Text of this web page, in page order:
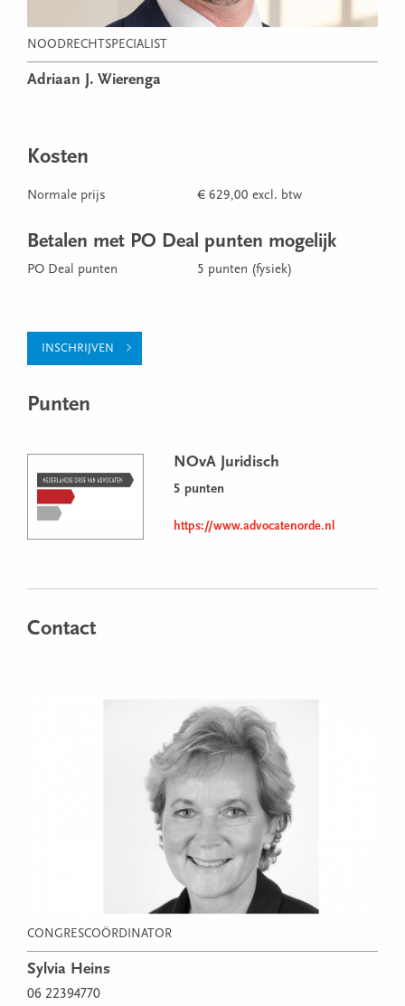
NOODRECHTSPECIALIST
Adriaan J. Wierenga
Kosten
Normale prijs € 629,00 excl. btw
Betalen met PO Deal punten mogelijk
PO Deal punten 5 punten (fysiek)
INSCHRIJVEN
Punten
NOvA Juridisch
5 punten
https://www.advocatenorde.nl
Contact
CONGRESCOÖRDINATOR
Sylvia Heins
06 22394770